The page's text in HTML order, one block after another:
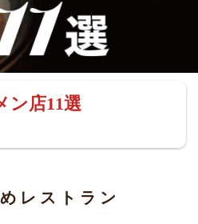
ン店11選
レストラン